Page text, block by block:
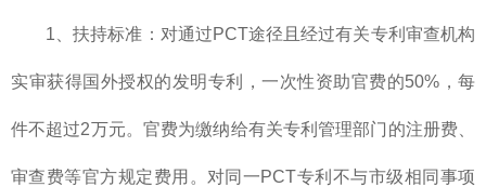
1、扶持标准：对通过PCT途径且经过有关专利审查机构
实审获得国外授权的发明专利，一次性资助官费的50%，每
件不超过2万元。官费为缴纳给有关专利管理部门的注册费、
审查费等官方规定费用。对同一PCT专利不与市级相同事项